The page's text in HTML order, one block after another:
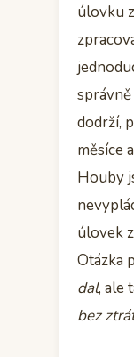
úlovku
dodrží,
měsíce
Houby
úlovek
Otázka
dal, ale
bez